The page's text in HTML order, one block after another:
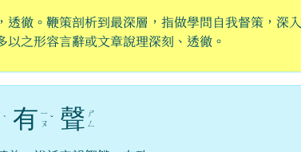
透徹。鞭策剖析到最深層，指做學問自我督策，深
以之形容言辭或文章說理深刻、透徹。
ˋ 有 ㄧ
ㄡ ˇ 聲 ㄕ
ㄥ